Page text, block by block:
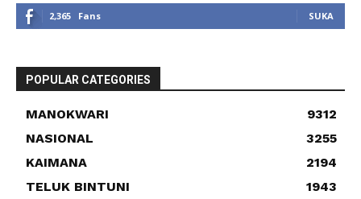
2,365 Fans SUKA
POPULAR CATEGORIES
MANOKWARI
9312
NASIONAL
3255
KAIMANA
2194
TELUK BINTUNI
1943